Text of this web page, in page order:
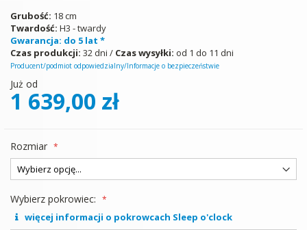
Grubość: 18 cm
Twardość: H3 - twardy
Gwarancja: do 5 lat *
Czas produkcji: 32 dni / Czas wysyłki: od 1 do 11 dni
Producent/podmiot odpowiedzialny/Informacje o bezpieczeństwie
Już od
1 639,00 zł
Rozmiar
Wybierz pokrowiec:
więcej informacji o pokrowcach Sleep o'clock